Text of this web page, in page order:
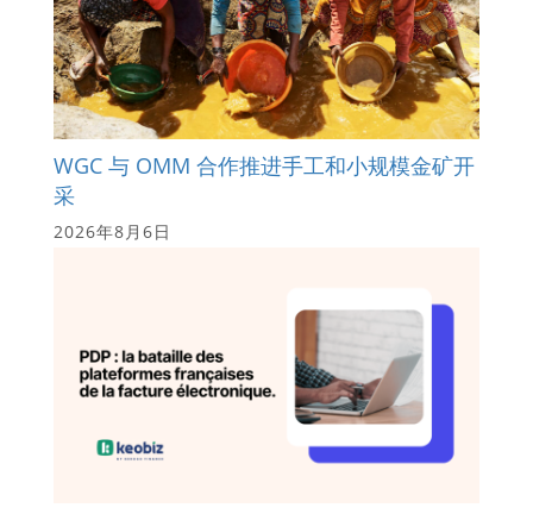
WGC 与 OMM 合作推进手工和小规模金矿开
采
2026年8月6日